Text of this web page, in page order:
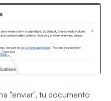
"enviar", tu documento